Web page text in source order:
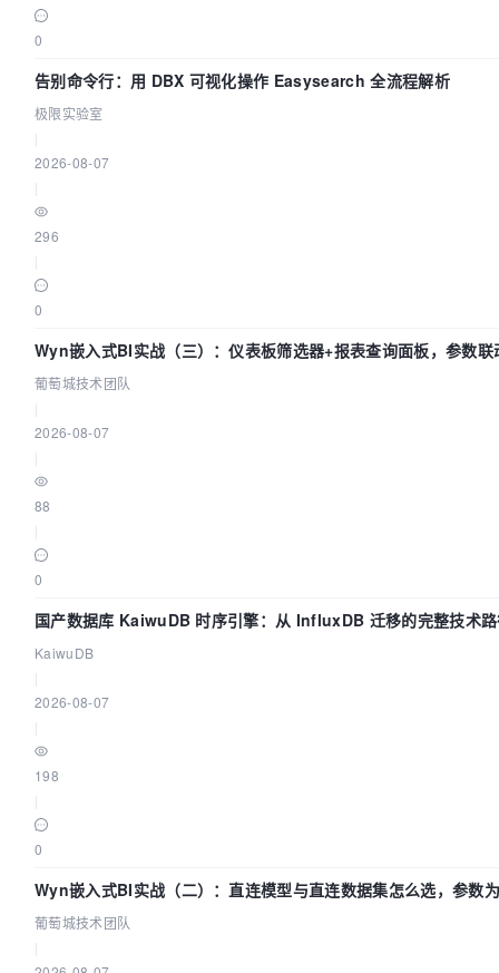
0
告别命令行：用 DBX 可视化操作 Easysearch 全流程解析
极限实验室
2026-08-07
296
0
Wyn嵌入式BI实战（三）：仪表板筛选器+报表查询面板，参数联
闭环
葡萄城技术团队
2026-08-07
88
0
国产数据库 KaiwuDB 时序引擎：从 InfluxDB 迁移的完整技术
KaiwuDB
2026-08-07
198
0
Wyn嵌入式BI实战（二）：直连模型与直连数据集怎么选，参数
不生效？| 葡萄城技术团队
葡萄城技术团队